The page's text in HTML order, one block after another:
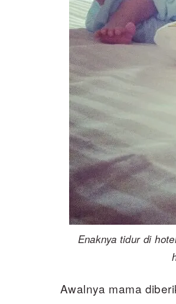
Enaknya tidur di
Awalnya mama